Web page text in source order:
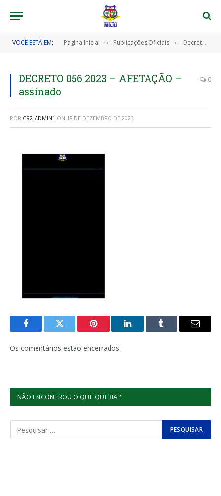
VOCÊ ESTÁ EM: Página Inicial » Publicações Oficiais » Decretos
DECRETO 056 2023 – AFETAÇÃO –
assinado
0
POR CR2-ADMIN1 ON 18 DE DEZEMBRO DE 2023
FacebookTwitter Pinterest LinkedInTumblr
E-
Os comentários estão encerrados.
NÃO ENCONTROU O QUE QUERIA?